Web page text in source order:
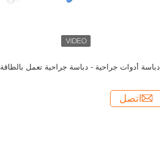
دباسة أدوات جراحية - دباسة جراحية تعمل بالطاقة
اتصل